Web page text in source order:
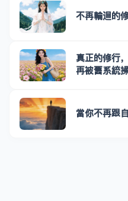
不再輪迴的
真正的修行
再被舊系統
當你不再跟